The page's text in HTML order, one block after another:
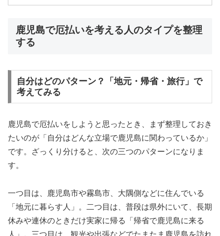
鹿児島で厄払いを考える人のタイプを整理
する
自分はどのパターン？「地元・帰省・旅行」で
考えてみる
鹿児島で厄払いをしようと思ったとき、まず整理しておき
たいのが「自分はどんな立場で鹿児島に関わっているか」
です。ざっくり分けると、次の三つのパターンになりま
す。
一つ目は、鹿児島市や霧島市、大隅側などに住んでいる
「地元に暮らす人」。二つ目は、普段は県外にいて、長期
休みや連休のときだけ実家に帰る「帰省で鹿児島に来る
人」。三つ目は、観光や出張などでたまたま鹿児島を訪れ